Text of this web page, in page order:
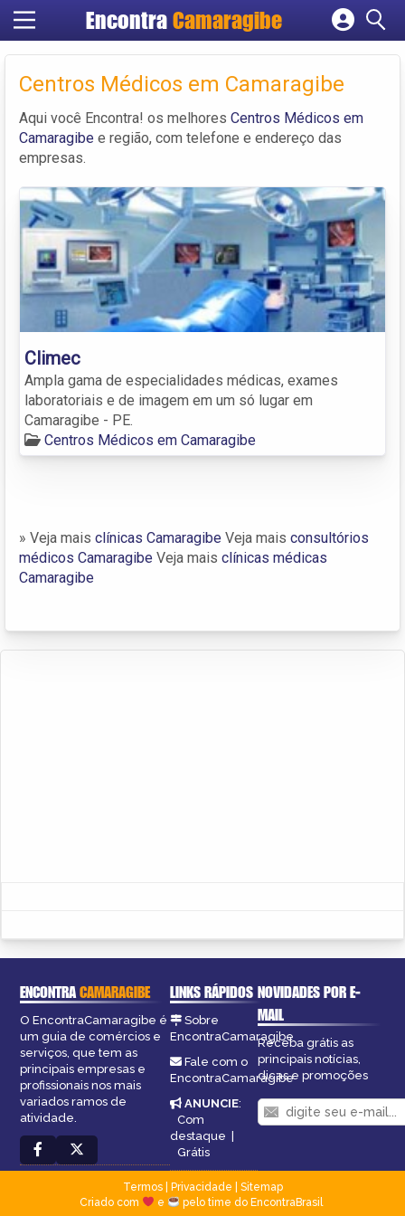
Encontra Camaragibe
Cadastrar empresa
Criar conta
Centros Médicos em Camaragibe
Aqui você Encontra! os melhores Centros Médicos em
Camaragibe e região, com telefone e endereço das
empresas.
Climec
Ampla gama de especialidades médicas, exames
laboratoriais e de imagem em um só lugar em
Camaragibe - PE.
Centros Médicos em Camaragibe
» Veja mais clínicas Camaragibe Veja mais consultórios
médicos Camaragibe Veja mais clínicas médicas
Camaragibe
ENCONTRACAMARAGIBE
O EncontraCamaragibe é
um guia de comércios e
serviços, que tem as
principais empresas e
profissionais nos mais
variados ramos de
atividade.
LINKS RÁPIDOS
Sobre
EncontraCamaragibe
Fale com o
EncontraCamaragibe
ANUNCIE:
Com
destaque |
Grátis
NOVIDADES POR E-
MAIL
Receba grátis as
principais notícias,
dicas e promoções
Termos| Privacidade
Sitemap
Criado com
e pelo time do EncontraBrasil